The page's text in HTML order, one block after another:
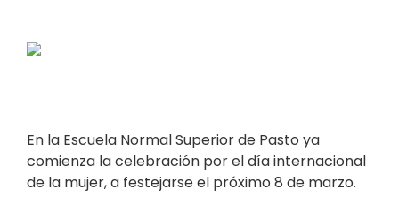
En la Escuela Normal Superior de Pasto ya
comienza la celebración por el día internacional
de la mujer, a festejarse el próximo 8 de marzo.